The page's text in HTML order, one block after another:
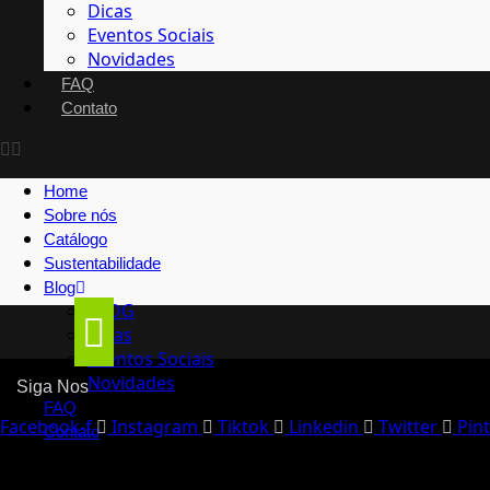
Dicas
Eventos Sociais
Novidades
FAQ
Contato
Home
Sobre nós
Catálogo
Sustentabilidade
Blog
BLOG
Dicas
Eventos Sociais
Novidades
FAQ
Contato
Siga Nos
Facebook-f Instagram Tiktok Linkedin Twitter